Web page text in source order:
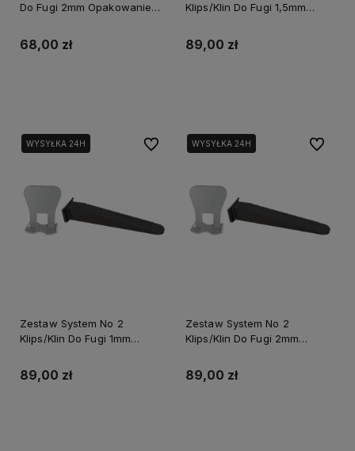
Do Fugi 2mm Opakowanie
75204
68,00 zł
Klips/Klin Do Fugi 1,5mm
Perfect S-75217
89,00 zł
WYSYŁKA 24H
Zestaw System No 2
Klips/Klin Do Fugi 1mm
Perfect S-75215
89,00 zł
Do ulubionychWYSYŁKA 24H
Zestaw System No 2
Klips/Klin Do Fugi 2mm
Perfect S-75219
89,00 zł
Do